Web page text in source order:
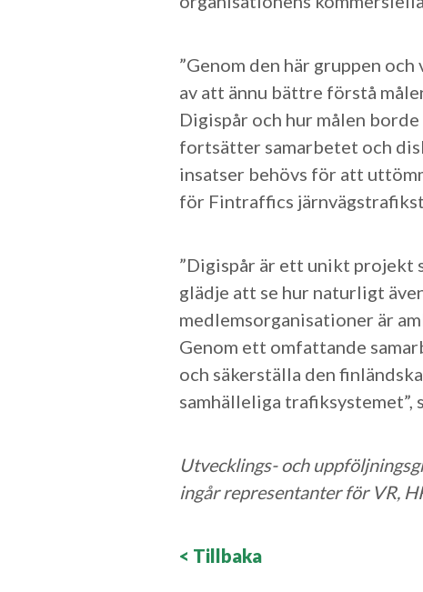
”Genom den här gruppen
av att ännu bättre förstå
Digispår och hur målen
fortsätter samarbetet och
insatser behövs för att
för Fintraffics
”Digispår är ett unikt projekt
glädje att se hur naturligt
medlemsorganisationer är
Genom ett omfattande
och säkerställa den
samhälleliga trafiksystemet”,
Utvecklings- och
ingår representanter för VR,
< Tillbaka